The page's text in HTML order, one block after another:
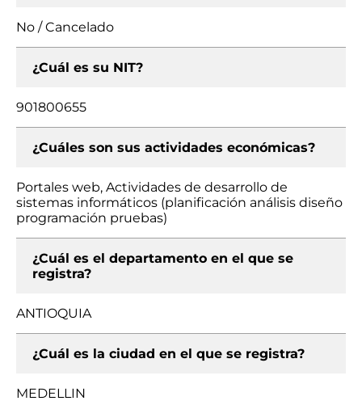
No / Cancelado
¿Cuál es su NIT?
901800655
¿Cuáles son sus actividades económicas?
Portales web, Actividades de desarrollo de
sistemas informáticos (planificación análisis diseño
programación pruebas)
¿Cuál es el departamento en el que se
registra?
ANTIOQUIA
¿Cuál es la ciudad en el que se registra?
MEDELLIN